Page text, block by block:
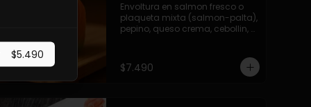
Envoltura en salmon fresco o
plaqueta mixta (salmon-palta),
pepino, queso crema, cebollin,
$7.490
$5.490